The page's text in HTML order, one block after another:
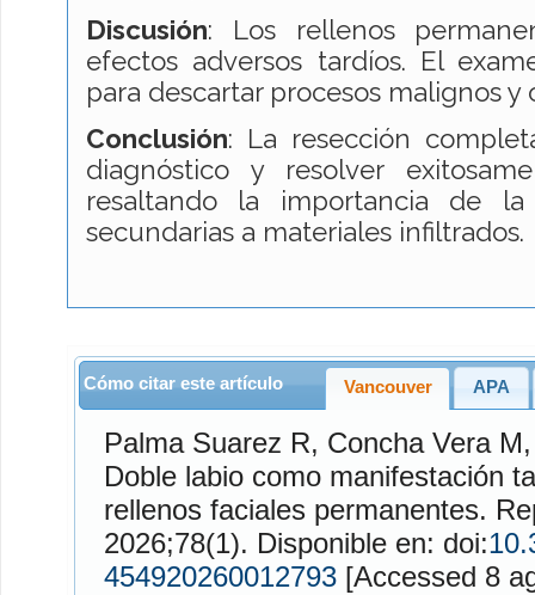
Discusión: Los rellenos
efectos adversos tardíos. El
para descartar procesos malignos
Conclusión: La resección
diagnóstico y resolver
resaltando la importancia de
secundarias a materiales
Cómo citar este artículo Vancouver APA
Palma Suarez R, Concha Vera
Doble labio como manifestación
rellenos faciales permanentes.
2026;78(1). Disponible en: doi:
454920260012793